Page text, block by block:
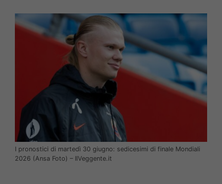
I pronostici di martedì 30 giugno: sedicesimi di finale Mondiali
2026 (Ansa Foto) – IlVeggente.it